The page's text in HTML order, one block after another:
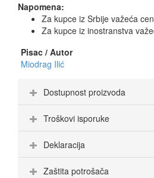
Napomena:
Za kupce iz Srbije važeća
Za kupce iz inostranstva
Pisac / Autor
Miodrag Ilić
Dostupnost proizvoda
Troškovi isporuke
Deklaracija
Zaštita potrošača